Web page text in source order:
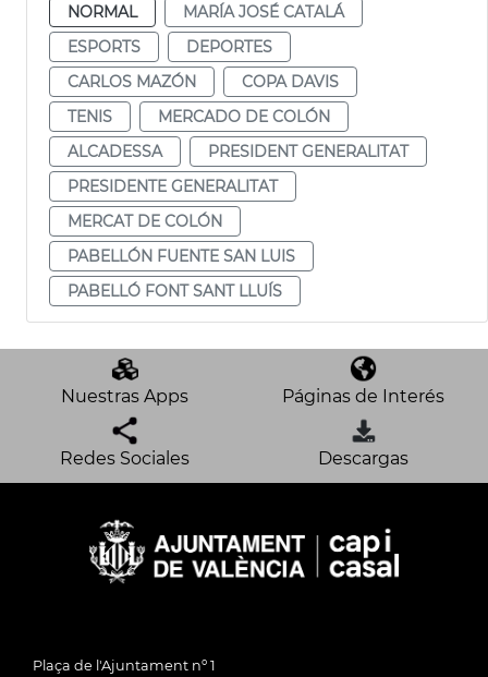
NORMAL
MARÍA JOSÉ CATALÁ
ESPORTS
DEPORTES
CARLOS MAZÓN
COPA DAVIS
TENIS
MERCADO DE COLÓN
ALCADESSA
PRESIDENT GENERALITAT
PRESIDENTE GENERALITAT
MERCAT DE COLÓN
PABELLÓN FUENTE SAN LUIS
PABELLÓ FONT SANT LLUÍS
Nuestras Apps Páginas de Interés
Redes Sociales Descargas
Plaça de l'Ajuntament nº 1